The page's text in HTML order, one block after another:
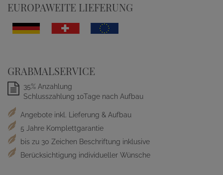
EUROPAWEITE LIEFERUNG
GRABMALSERVICE
35% Anzahlung
Schlusszahlung 10Tage nach Aufbau
Angebote inkl. Lieferung & Aufbau
5 Jahre Komplettgarantie
bis zu 30 Zeichen Beschriftung inklusive
Berücksichtigung individueller Wünsche